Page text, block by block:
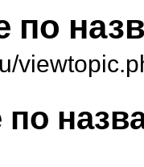
по